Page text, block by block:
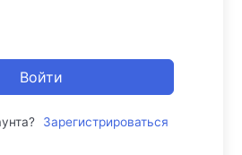
Войти
Зарегистрироваться